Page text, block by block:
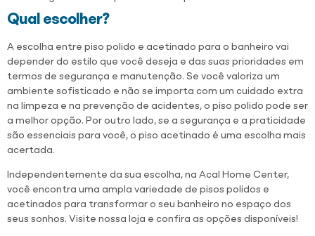
Qual escolher?
A escolha entre piso polido e acetinado para o banheiro vai
depender do estilo que você deseja e das suas prioridades em
termos de segurança e manutenção. Se você valoriza um
ambiente sofisticado e não se importa com um cuidado extra
na limpeza e na prevenção de acidentes, o piso polido pode ser
a melhor opção. Por outro lado, se a segurança e a praticidade
são essenciais para você, o piso acetinado é uma escolha mais
acertada.
Independentemente da sua escolha, na Acal Home Center,
você encontra uma ampla variedade de pisos polidos e
acetinados para transformar o seu banheiro no espaço dos
seus sonhos. Visite nossa loja e confira as opções disponíveis!